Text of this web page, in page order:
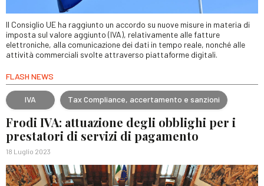
Il Consiglio UE ha raggiunto un accordo su nuove misure in materia di
imposta sul valore aggiunto (IVA), relativamente alle fatture
elettroniche, alla comunicazione dei dati in tempo reale, nonché alle
attività commerciali svolte attraverso piattaforme digitali.
FLASH NEWS
IVA Tax Compliance, accertamento e sanzioni
Frodi IVA: attuazione degli obblighi per i
prestatori di servizi di pagamento
18 Luglio 2023